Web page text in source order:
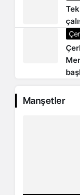
Manşetler